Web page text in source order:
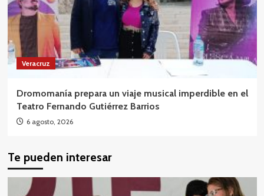
Veracruz
Dromomanía prepara un viaje musical imperdible en el
Teatro Fernando Gutiérrez Barrios
6 agosto, 2026
Te pueden interesar